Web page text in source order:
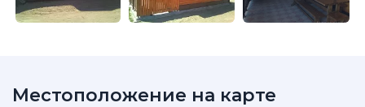
Местоположение на карте